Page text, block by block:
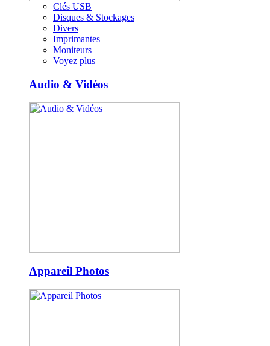
Clés USB
Disques & Stockages
Divers
Imprimantes
Moniteurs
Voyez plus
Audio & Vidéos
Appareil Photos